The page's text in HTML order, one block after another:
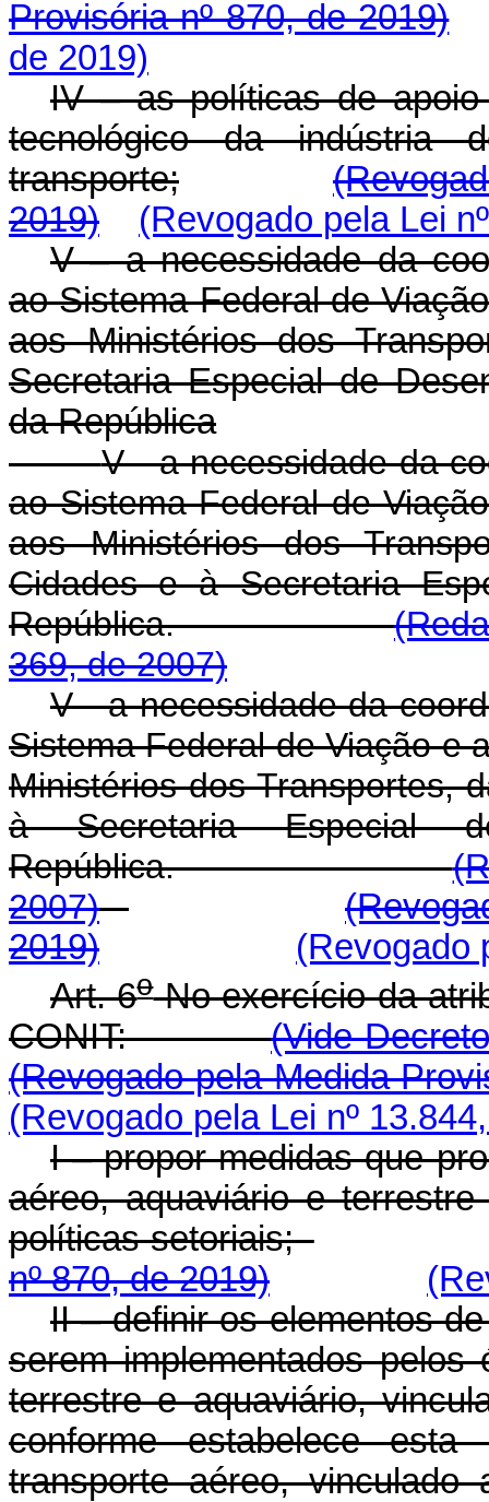
Provisória nº 870, de 2019)
de 2019)
IV – as políticas de
tecnológico da indústria
transporte;
2019)
(Revogado pela Lei
V – a necessidade da
ao Sistema Federal de
aos Ministérios dos
Secretaria Especial de
da República
V - a necessidade da
ao Sistema Federal de
aos Ministérios dos
Cidades e à Secretaria
República.
369, de 2007)
V - a necessidade da
Sistema Federal de Viação e
Ministérios dos Transportes,
à Secretaria Especial
República.
2007)
2019)
(Revogado
Art. 6oNo exercício da
CONIT:(Vide
(Revogado pela Medida
(Revogado pela Lei nº
I – propor medidas que
aéreo, aquaviário e
políticas setoriais;
nº 870, de 2019)
II – definir os elementos
serem implementados pelos
terrestre e aquaviário,
conforme estabelece
transporte aéreo, vinculado